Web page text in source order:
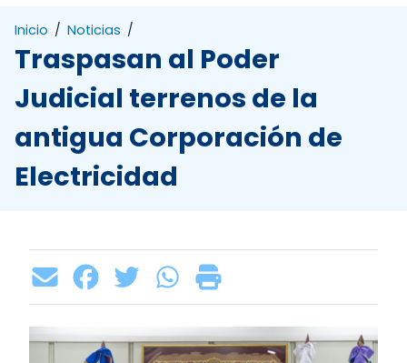
Inicio / Noticias /
Traspasan al Poder
Judicial terrenos de la
antigua Corporación de
Electricidad